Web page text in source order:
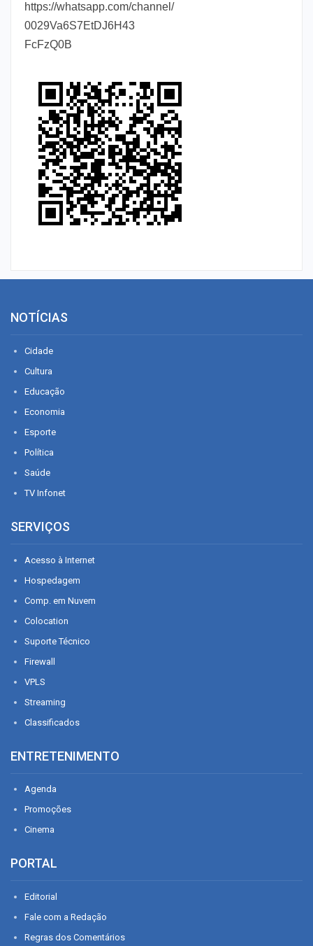
https://whatsapp.com/channel/
0029Va6S7EtDJ6H43
FcFzQ0B
NOTÍCIAS
Cidade
Cultura
Educação
Economia
Esporte
Política
Saúde
TV Infonet
SERVIÇOS
Acesso à Internet
Hospedagem
Comp. em Nuvem
Colocation
Suporte Técnico
Firewall
VPLS
Streaming
Classificados
ENTRETENIMENTO
Agenda
Promoções
Cinema
PORTAL
Editorial
Fale com a Redação
Regras dos Comentários